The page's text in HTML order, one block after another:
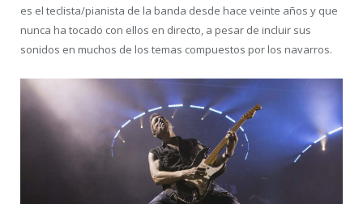
es el teclista/pianista de la banda desde hace veinte años y que
nunca ha tocado con ellos en directo, a pesar de incluir sus
sonidos en muchos de los temas compuestos por los navarros.